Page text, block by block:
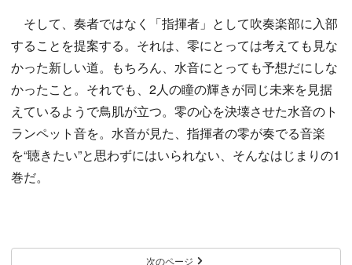
そして、奏者ではなく「指揮者」として吹奏楽部に入部
することを提案する。それは、零にとっては考えても見な
かった新しい道。もちろん、水音にとっても予想だにしな
かったこと。それでも、2人の瞳の輝きが同じ未来を見据
えているようで鳥肌が立つ。零の心を決壊させた水音のト
ランペット音を。水音が見た、指揮者の零が奏でる音楽
を“聴きたい”と思わずにはいられない、そんなはじまりの1
巻だ。
次のページ